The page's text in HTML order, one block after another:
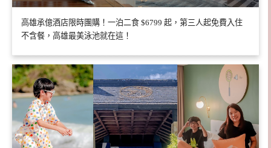
高雄承億酒店限時團購！一泊二食 $6799 起，第三人起免費入住
不含餐，高雄最美泳池就在這！